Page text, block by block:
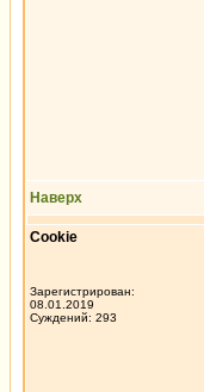
Наверх
Cookie
Зарегистрирован:
08.01.2019
Суждений: 293